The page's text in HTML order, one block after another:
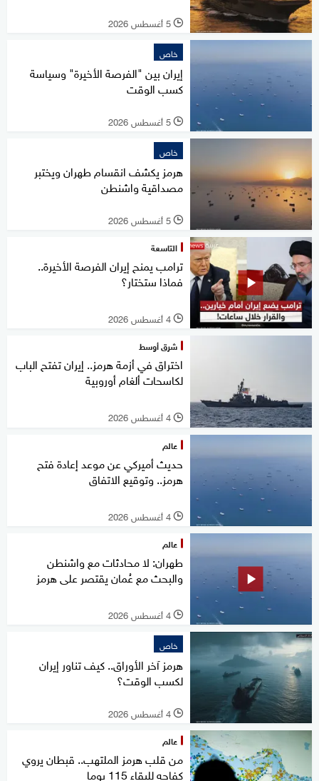
l 5 أغسطس 2026
خاص
إيران بين "الفرصة الأخيرة" وسياسة
كسب الوقت
l 5 أغسطس 2026
خاص
هرمز يكشف انقسام طهران ويختبر
مصداقية واشنطن
l 5 أغسطس 2026
التاسعة
ترامب يمنح إيران الفرصة الأخيرة..
فماذا ستختار؟
l 4 أغسطس 2026
شرق أوسط
اختراق في أزمة هرمز.. إيران تفتح الباب
لكاسحات ألغام أوروبية
l 4 أغسطس 2026
عالم
حديث أميركي عن موعد إعادة فتح
هرمز.. وتوقيع الاتفاق
l 4 أغسطس 2026
عالم
طهران: لا محادثات مع واشنطن
والبحث مع عُمان يقتصر على هرمز
l 4 أغسطس 2026
خاص
هرمز آخر الأوراق.. كيف تناور إيران
لكسب الوقت؟
l 4 أغسطس 2026
عالم
من قلب هرمز الملتهب.. قبطان يروي
كفاحه للبقاء 115 يوما